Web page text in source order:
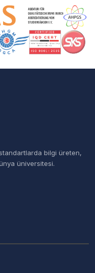
Logoları
bilgi üreten,
üniversitesi.